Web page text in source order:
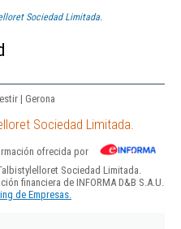
Sociedad Limitada.
| Gerona
Sociedad Limitada.
ofrecida por
Sociedad Limitada.
financiera de INFORMA D&B S.A.U.
de Empresas.